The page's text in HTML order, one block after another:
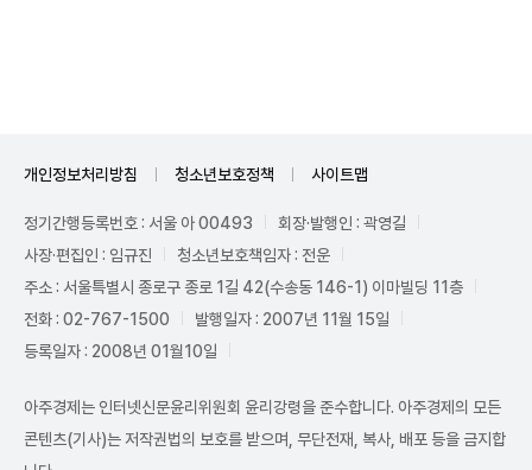
개인정보처리방침 청소년보호정책 사이트맵
정기간행등록번호 : 서울 아 00493
회장·발행인 : 곽영길
사장·편집인 : 임규진
청소년보호책임자 : 전운
주소 : 서울특별시 종로구 종로 1길 42(수송동 146-1) 이마빌딩 11층
전화 : 02-767-1500
발행일자 : 2007년 11월 15일
등록일자 : 2008년 01월10일
아주경제는 인터넷신문윤리위원회 윤리강령을 준수합니다. 아주경제의 모든
콘텐츠(기사)는 저작권법의 보호를 받으며, 무단전재, 복사, 배포 등을 금지합